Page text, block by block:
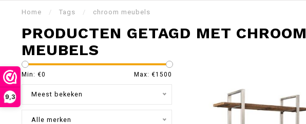
9,3
Home / Tags / chroom meubels
PRODUCTEN GETAGD MET CHROOM
MEUBELS
Min: €0 Max: €1500
Meest bekeken
Alle merken